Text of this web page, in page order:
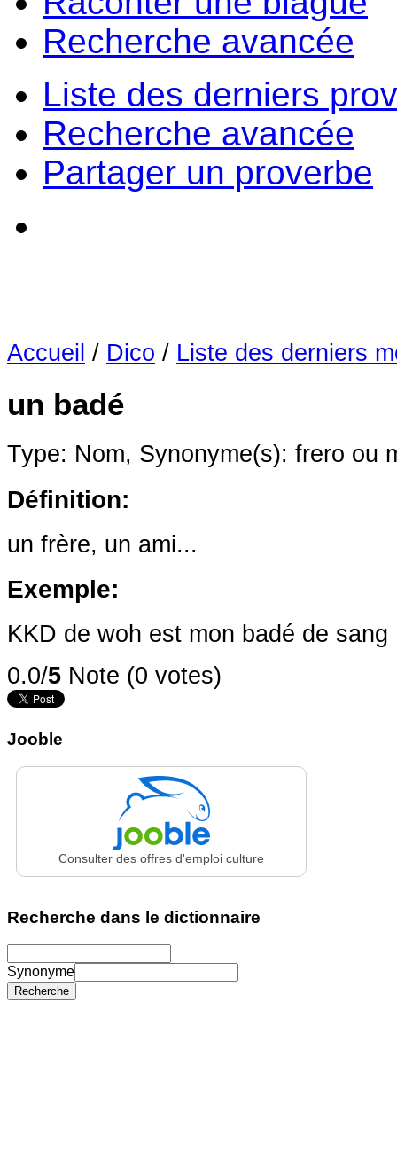
Recherche avancée
Liste des derniers
Recherche avancée
Partager un proverbe
Accueil / Dico / Liste des derniers
un badé
Type: Nom, Synonyme(s): frero ou
Définition:
un frère, un ami...
Exemple:
KKD de woh est mon badé de sang
0.0/5 Note (0 votes)
Jooble
Consulter des offres d'emploi culture
Recherche dans le dictionnaire
Synonyme
Recherche